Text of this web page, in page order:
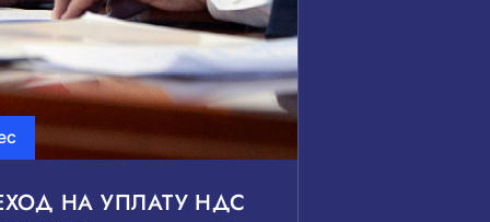
НА УПЛАТУ НДС